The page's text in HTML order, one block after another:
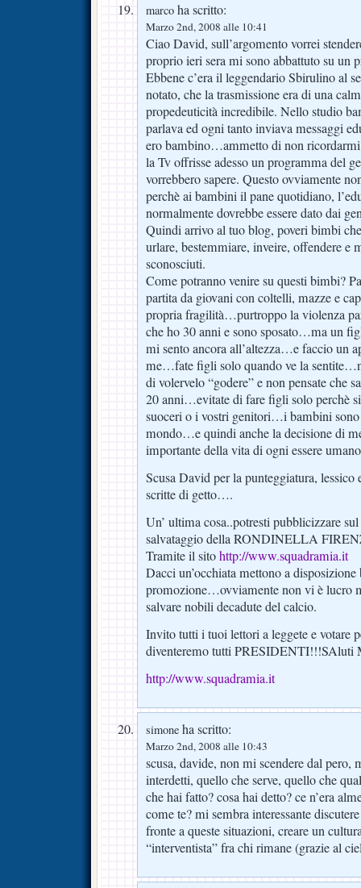
marco ha scritto:
Marzo 2nd, 2008 alle 10:41
Ciao David, sull’argomento vorrei
proprio ieri sera mi sono abbattuto su un
Ebbene c’era il leggendario Sbirulino al
notato, che la trasmissione era di una
propedeuticità incredibile. Nello studio
parlava ed ogni tanto inviava messaggi
ero bambino…ammetto di non
la Tv offrisse adesso un programma del
vorrebbero sapere. Questo ovviamente
perchè ai bambini il pane quotidiano,
normalmente dovrebbe essere dato dai
Quindi arrivo al tuo blog, poveri bimbi
urlare, bestemmiare, inveire, offendere e
sconosciuti.
Come potranno venire su questi bimbi?
partita da giovani con coltelli, mazze e
propria fragilità…purtroppo la violenza
che ho 30 anni e sono sposato…ma un
mi sento ancora all’altezza…e faccio un
me…fate figli solo quando ve la
di volervelo “godere” e non pensate che
20 anni…evitate di fare figli solo perchè
suoceri o i vostri genitori…i bambini
mondo…e quindi anche la decisione di
importante della vita di ogni essere
Scusa David per la punteggiatura,
scritte di getto….
Un’ ultima cosa..potresti pubblicizzare
salvataggio della RONDINELLA
Tramite il sitohttp://www.squadramia.it
Dacci un’occhiata mettono a disposizione
promozione…ovviamente non vi è lucro
salvare nobili decadute del calcio.
Invito tutti i tuoi lettori a leggete e votare
diventeremo tutti PRESIDENTI!!!SAluti
http://www.squadramia.it
simone ha scritto:
Marzo 2nd, 2008 alle 10:43
scusa, davide, non mi scendere dal pero,
interdetti, quello che serve, quello che
che hai fatto? cosa hai detto? ce n’era
come te? mi sembra interessante
fronte a queste situazioni, creare un
“interventista” fra chi rimane (grazie al